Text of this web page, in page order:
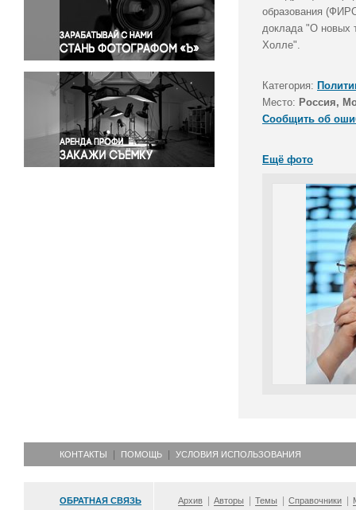
Правосудие
Происшествия и конфликты
Религия
Светская жизнь
Спорт
Экология
Экономика и бизнес
образования
доклада "О новых
Холле".
Категория:
Место: Россия,
Сообщить об
Ещё фото
КОНТАКТЫ ПОМОЩЬ УСЛОВИЯ ИСПОЛЬЗОВАНИЯ
ОБРАТНАЯ СВЯЗЬ Архив Авторы Темы Справочники